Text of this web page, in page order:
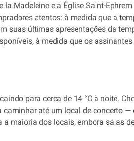
la Madeleine e a Église Saint-
atentos: à medida que a
suas últimas apresentações da
à medida que os
para cerca de 14 °C à noite.
até um local de concerto
maioria dos locais, embora salas